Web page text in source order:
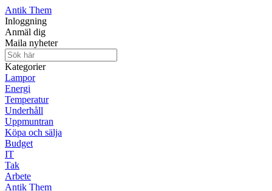
Antik Them
Inloggning
Anmäl dig
Maila nyheter
Kategorier
Lampor
Energi
Temperatur
Underhåll
Uppmuntran
Köpa och sälja
Budget
IT
Tak
Arbete
Antik Them